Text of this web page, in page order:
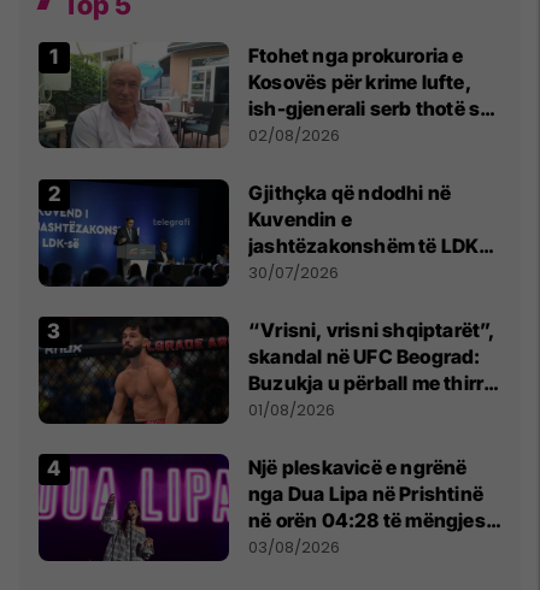
Ftohet nga prokuroria e
Kosovës për krime lufte,
ish-gjenerali serb thotë se
dikush e tradhtoi në
02/08/2026
Gjithçka që ndodhi në
Kuvendin e
jashtëzakonshëm të LDK-
së
30/07/2026
“Vrisni, vrisni shqiptarët”,
skandal në UFC Beograd:
Buzukja u përball me thirrje
anti-shqiptare nga
01/08/2026
Një pleskavicë e ngrënë
nga Dua Lipa në Prishtinë
në orën 04:28 të mëngjesit
- dhe bota digjitale serbe
03/08/2026